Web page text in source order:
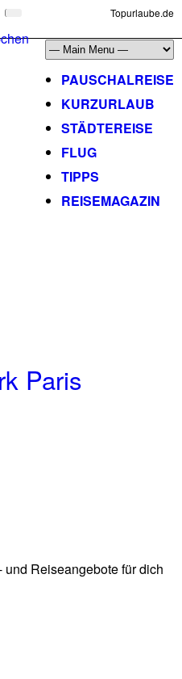
Topurlaube.de
PAUSCHALREISE
KURZURLAUB
STÄDTEREISE
FLUG
TIPPS
REISEMAGAZIN
Paris
Reiseangebote für dich